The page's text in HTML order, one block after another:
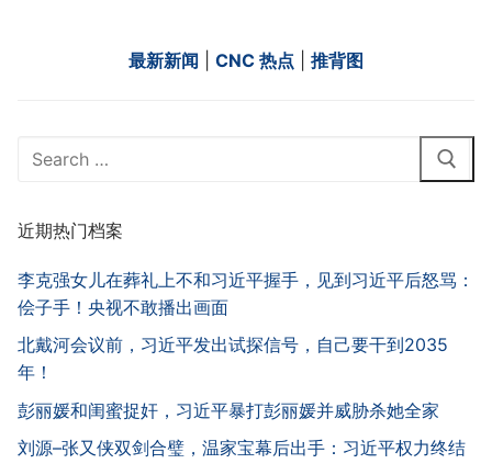
最新新闻 CNC 热点 推背图
Search
近期热门档案
李克强女儿在葬礼上不和习近平握手，见到习近平后怒骂：
侩子手！央视不敢播出画面
北戴河会议前，习近平发出试探信号，自己要干到2035
年！
彭丽媛和闺蜜捉奸，习近平暴打彭丽媛并威胁杀她全家
刘源–张又侠双剑合璧，温家宝幕后出手：习近平权力终结